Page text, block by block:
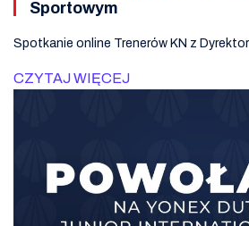
Sportowym
Spotkanie online Trenerów KN z
CZYTAJ WIĘCEJ